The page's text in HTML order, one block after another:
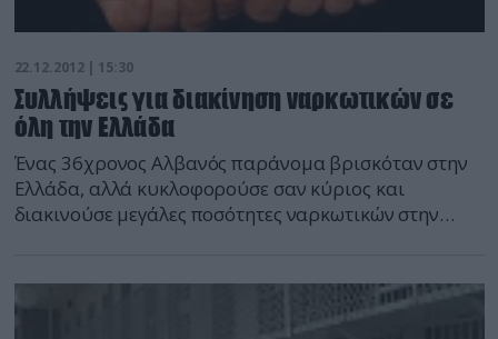
22.12.2012 | 15:30
Συλλήψεις για διακίνηση ναρκωτικών σε
όλη την Ελλάδα
Ένας 36χρονος Αλβανός παράνομα βρισκόταν στην
Ελλάδα, αλλά κυκλοφορούσε σαν κύριος και
διακινούσε μεγάλες ποσότητες ναρκωτικών στην
Αστυνομίας στο σπίτι του, αποκάλυψε το
«εμπόρευμά» του. Οι αστυνομικοί της Ασφάλειας